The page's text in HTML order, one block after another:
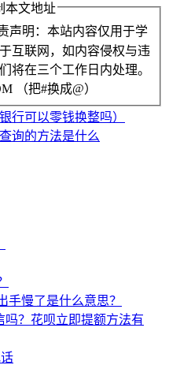
本文地址
声明：本站内容仅用于学
互联网，如内容侵权与违
将在三个工作日内处理。
（把#换成@）
行可以零钱换整吗）
询的方法是什么
手慢了是什么意思？
吗？花呗立即提额方法有